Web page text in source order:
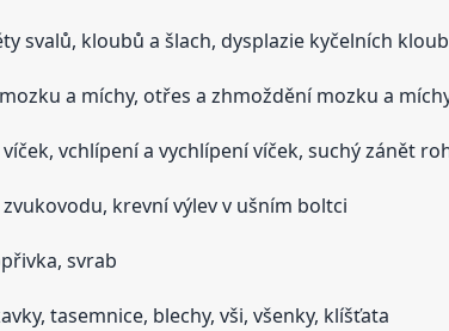
svalů, kloubů a šlach, dysplazie kyčelních
a míchy, otřes a zhmoždění mozku a
vchlípení a vychlípení víček, suchý zánět
krevní výlev v ušním boltci
svrab
tasemnice, blechy, vši, všenky, klíšťata